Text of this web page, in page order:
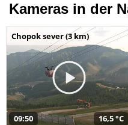
Kameras in der
Chopok sever (3 km)
09:50 16,5 °C